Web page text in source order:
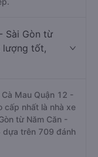
Sài Gòn từ
lượng tốt,
Mau Quận 12 -
cấp nhất là nhà xe
từ Năm Căn -
dựa trên 709 đánh